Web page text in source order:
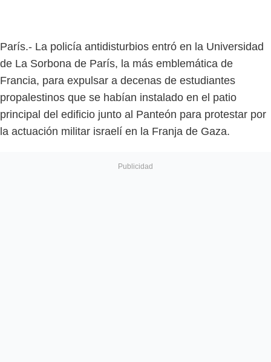
París.- La policía antidisturbios entró en la Universidad
de La Sorbona de París, la más emblemática de
Francia, para expulsar a decenas de estudiantes
propalestinos que se habían instalado en el patio
principal del edificio junto al Panteón para protestar por
la actuación militar israelí en la Franja de Gaza.